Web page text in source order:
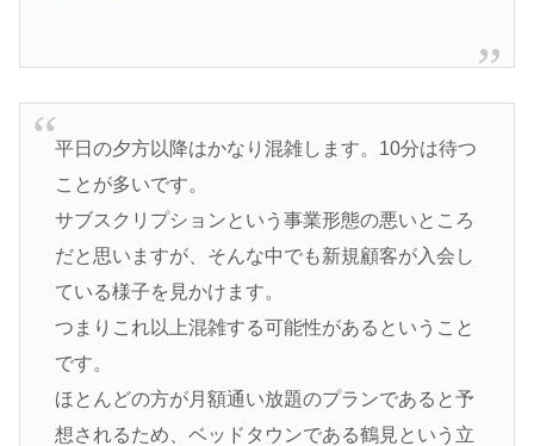
平日の夕方以降はかなり混雑します。10分は待つ
ことが多いです。
サブスクリプションという事業形態の悪いところ
だと思いますが、そんな中でも新規顧客が入会し
ている様子を見かけます。
つまりこれ以上混雑する可能性があるということ
です。
ほとんどの方が月額通い放題のプランであると予
想されるため、ベッドタウンである鶴見という立